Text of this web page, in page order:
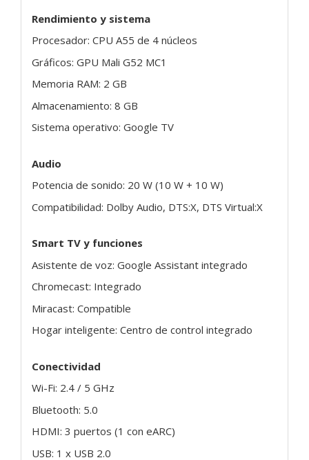
Rendimiento y sistema
Procesador: CPU A55 de 4 núcleos
Gráficos: GPU Mali G52 MC1
Memoria RAM: 2 GB
Almacenamiento: 8 GB
Sistema operativo: Google TV
Audio
Potencia de sonido: 20 W (10 W + 10 W)
Compatibilidad: Dolby Audio, DTS:X, DTS Virtual:X
Smart TV y funciones
Asistente de voz: Google Assistant integrado
Chromecast: Integrado
Miracast: Compatible
Hogar inteligente: Centro de control integrado
Conectividad
Wi-Fi: 2.4 / 5 GHz
Bluetooth: 5.0
HDMI: 3 puertos (1 con eARC)
USB: 1 x USB 2.0